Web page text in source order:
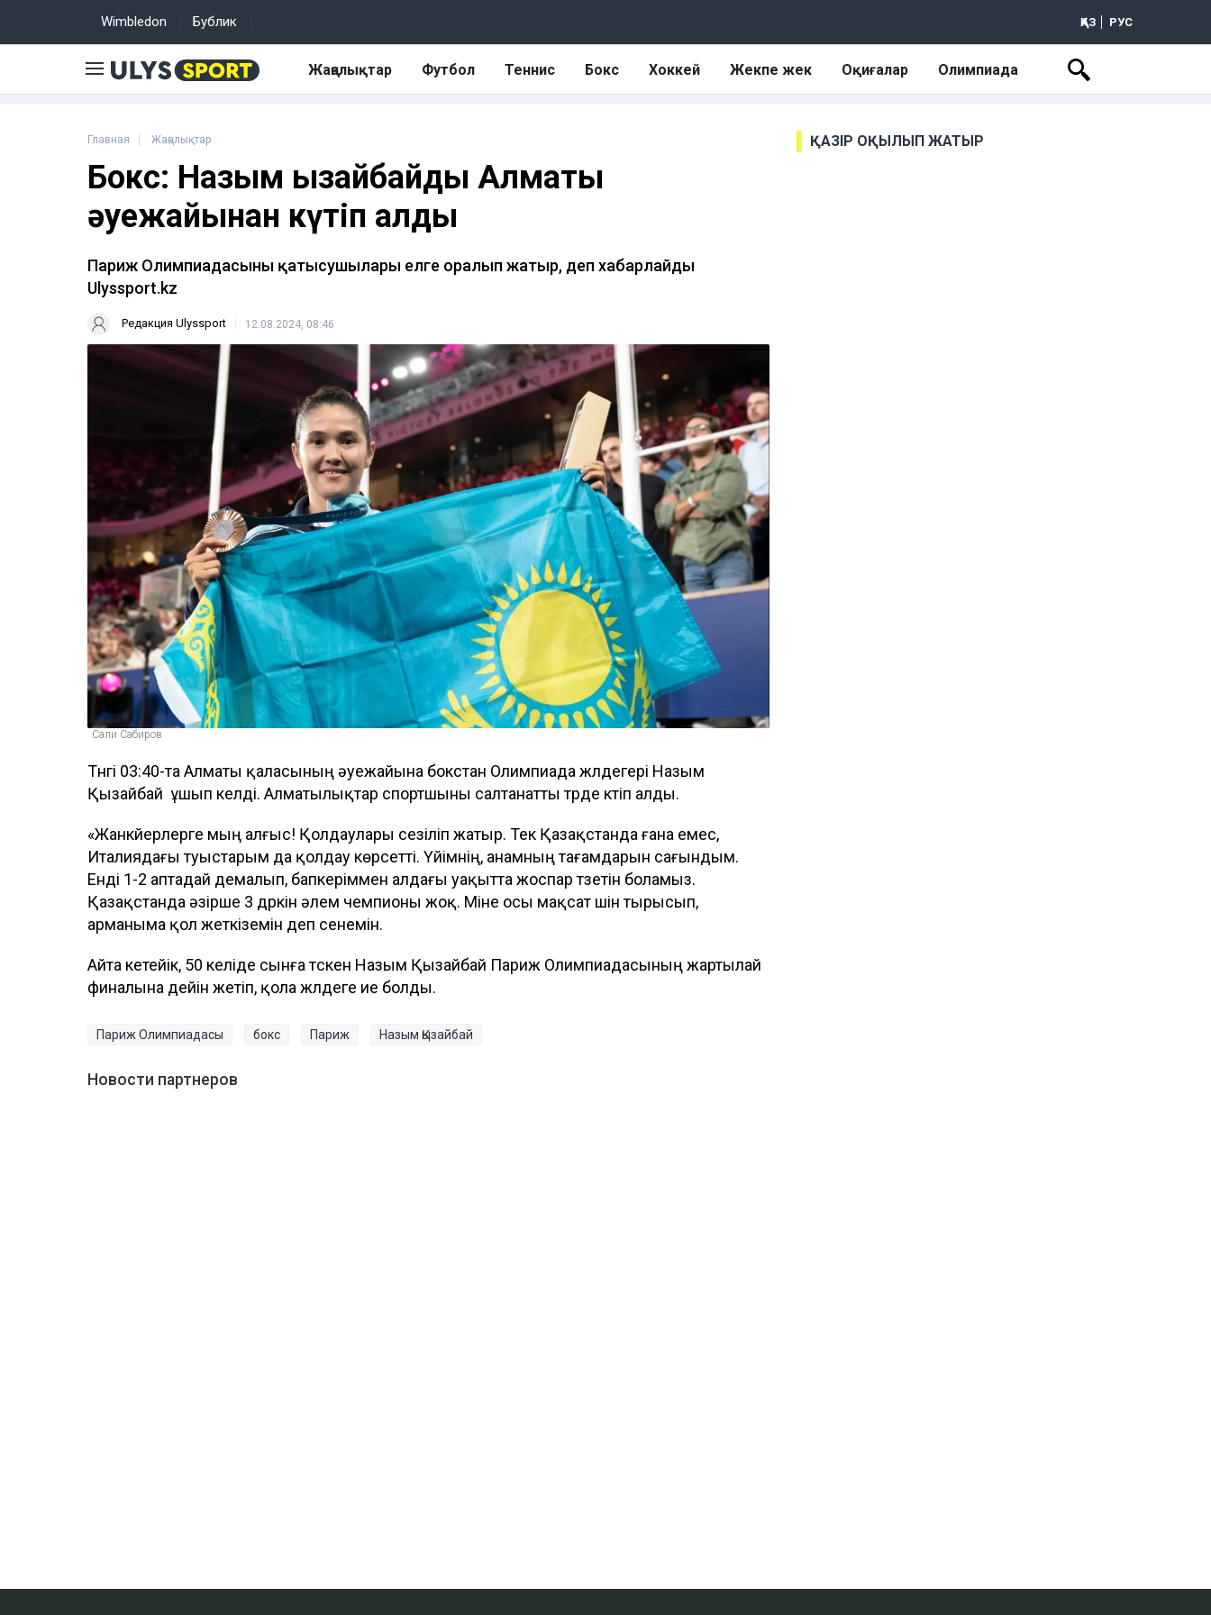
Wimbledon Бублик ҚАЗ РУС
Жаңалықтар Футбол Теннис Бокс Хоккей Жекпе жек Оқиғалар Олимпиада
Главная Жаңалықтар
Бокс: Назым Қызайбайды Алматы
әуежайынан күтіп алды
Париж Олимпиадасының қатысушылары елге оралып жатыр, деп хабарлайды
Ulyssport.kz
Редакция Ulyssport 12.08.2024, 08:46
Сали Сабиров
Түнгі 03:40-та Алматы қаласының әуежайына бокстан Олимпиада жүлдегері Назым
Қызайбай ұшып келді. Алматылықтар спортшыны салтанатты түрде күтіп алды.
«Жанкүйерлерге мың алғыс! Қолдаулары сезіліп жатыр. Тек Қазақстанда ғана емес,
Италиядағы туыстарым да қолдау көрсетті. Үйімнің, анамның тағамдарын сағындым.
Енді 1-2 аптадай демалып, бапкеріммен алдағы уақытта жоспар түзетін боламыз.
Қазақстанда әзірше 3 дүркін әлем чемпионы жоқ. Міне осы мақсат үшін тырысып,
арманыма қол жеткіземін деп сенемін.
Айта кетейік, 50 келіде сынға түскен Назым Қызайбай Париж Олимпиадасының жартылай
финалына дейін жетіп, қола жүлдеге ие болды.
Париж Олимпиадасы бокс Париж Назым Қызайбай
Новости партнеров
ҚАЗІР ОҚЫЛЫП ЖАТЫР